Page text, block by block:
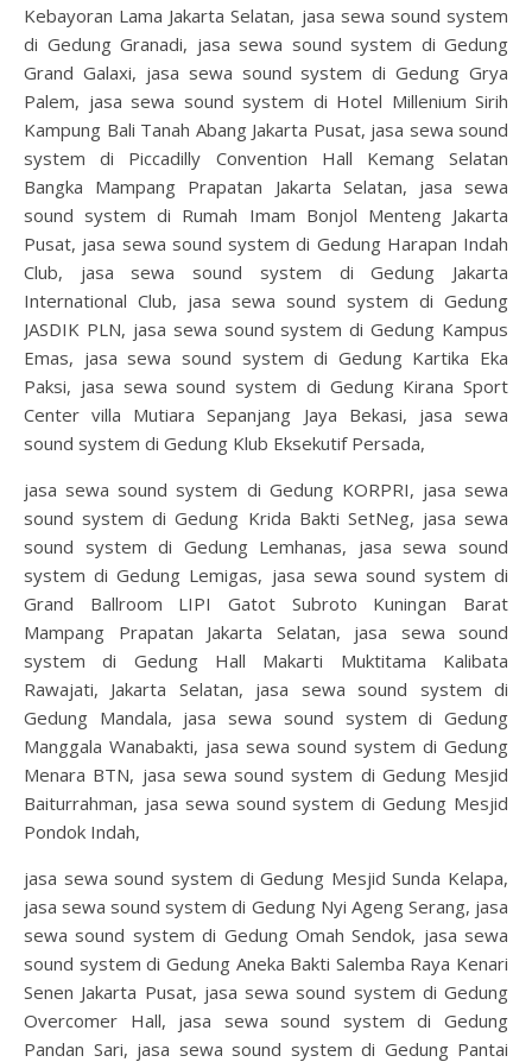
Kebayoran Lama Jakarta Selatan, jasa sewa sound system
di Gedung Granadi, jasa sewa sound system di Gedung
Grand Galaxi, jasa sewa sound system di Gedung Grya
Palem, jasa sewa sound system di Hotel Millenium Sirih
Kampung Bali Tanah Abang Jakarta Pusat, jasa sewa sound
system di Piccadilly Convention Hall Kemang Selatan
Bangka Mampang Prapatan Jakarta Selatan, jasa sewa
sound system di Rumah Imam Bonjol Menteng Jakarta
Pusat, jasa sewa sound system di Gedung Harapan Indah
Club, jasa sewa sound system di Gedung Jakarta
International Club, jasa sewa sound system di Gedung
JASDIK PLN, jasa sewa sound system di Gedung Kampus
Emas, jasa sewa sound system di Gedung Kartika Eka
Paksi, jasa sewa sound system di Gedung Kirana Sport
Center villa Mutiara Sepanjang Jaya Bekasi, jasa sewa
sound system di Gedung Klub Eksekutif Persada,
jasa sewa sound system di Gedung KORPRI, jasa sewa
sound system di Gedung Krida Bakti SetNeg, jasa sewa
sound system di Gedung Lemhanas, jasa sewa sound
system di Gedung Lemigas, jasa sewa sound system di
Grand Ballroom LIPI Gatot Subroto Kuningan Barat
Mampang Prapatan Jakarta Selatan, jasa sewa sound
system di Gedung Hall Makarti Muktitama Kalibata
Rawajati, Jakarta Selatan, jasa sewa sound system di
Gedung Mandala, jasa sewa sound system di Gedung
Manggala Wanabakti, jasa sewa sound system di Gedung
Menara BTN, jasa sewa sound system di Gedung Mesjid
Baiturrahman, jasa sewa sound system di Gedung Mesjid
Pondok Indah,
jasa sewa sound system di Gedung Mesjid Sunda Kelapa,
jasa sewa sound system di Gedung Nyi Ageng Serang, jasa
sewa sound system di Gedung Omah Sendok, jasa sewa
sound system di Gedung Aneka Bakti Salemba Raya Kenari
Senen Jakarta Pusat, jasa sewa sound system di Gedung
Overcomer Hall, jasa sewa sound system di Gedung
Pandan Sari, jasa sewa sound system di Gedung Pantai